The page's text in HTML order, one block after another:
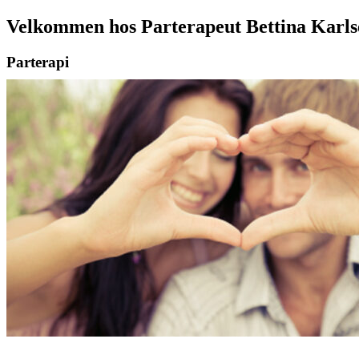
Velkommen hos Parterapeut Bettina
Parterapi